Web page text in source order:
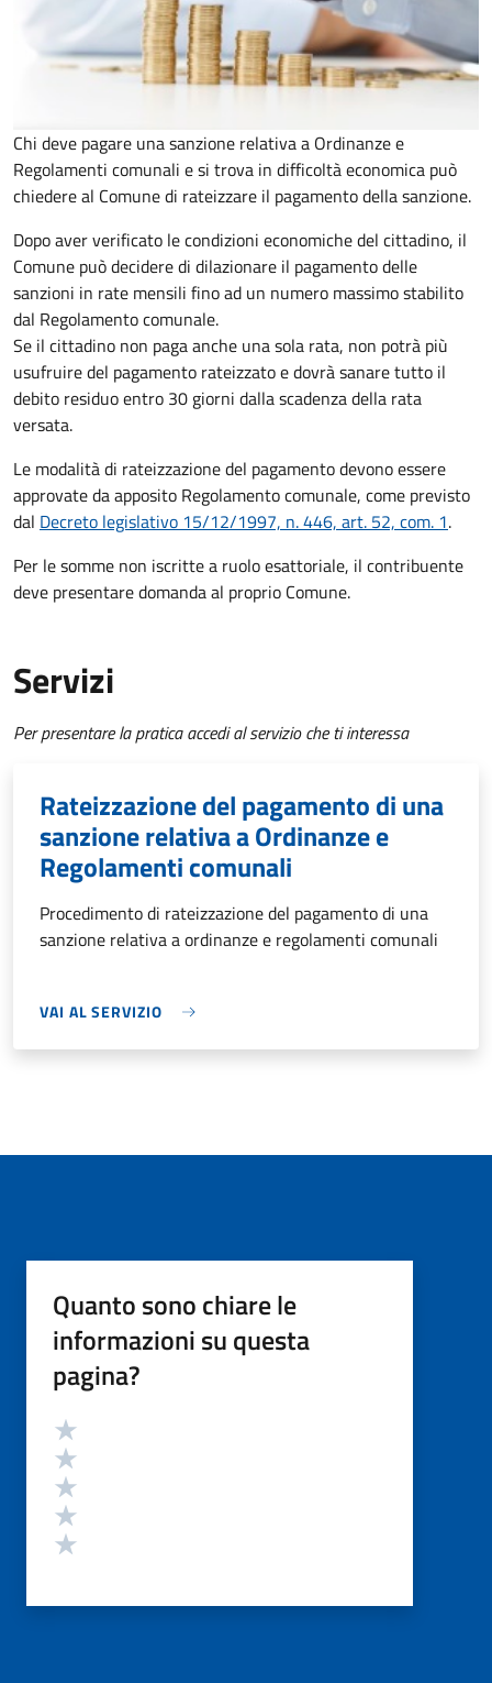
Chi deve pagare una sanzione relativa a Ordinanze e
Regolamenti comunali e si trova in difficoltà economica può
chiedere al Comune di rateizzare il pagamento della sanzione.
Dopo aver verificato le condizioni economiche del cittadino, il
Comune può decidere di dilazionare il pagamento delle
sanzioni in rate mensili fino ad un numero massimo stabilito
dal Regolamento comunale.
Se il cittadino non paga anche una sola rata, non potrà più
usufruire del pagamento rateizzato e dovrà sanare tutto il
debito residuo entro 30 giorni dalla scadenza della rata
versata.
Le modalità di rateizzazione del pagamento devono essere
approvate da apposito Regolamento comunale, come previsto
dal Decreto legislativo 15/12/1997, n. 446, art. 52, com. 1.
Per le somme non iscritte a ruolo esattoriale, il contribuente
deve presentare domanda al proprio Comune.
Servizi
Per presentare la pratica accedi al servizio che ti interessa
Rateizzazione del pagamento di una
sanzione relativa a Ordinanze e
Regolamenti comunali
Procedimento di rateizzazione del pagamento di una
sanzione relativa a ordinanze e regolamenti comunali
VAI AL SERVIZIO
Quanto sono chiare le
informazioni su questa
pagina?
Valutazione